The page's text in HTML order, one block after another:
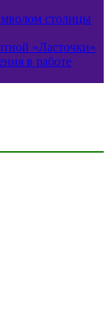
столицы
«Ласточки»
в работе